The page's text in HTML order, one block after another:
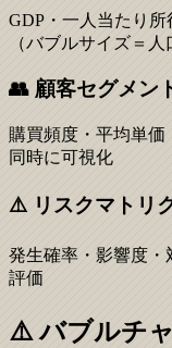
GDP・一人当たり
（バブルサイズ＝人
👥 顧客セグメン
購買頻度・平均単
同時に可視化
⚠️ リスクマトリ
発生確率・影響度・
評価
⚠️ バブルチ